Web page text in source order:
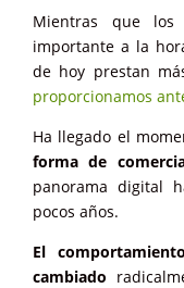
Mientras que
importante a la
de hoy prestan
proporcionamos
Ha llegado el
forma de
panorama digital
pocos años.
El
cambiado